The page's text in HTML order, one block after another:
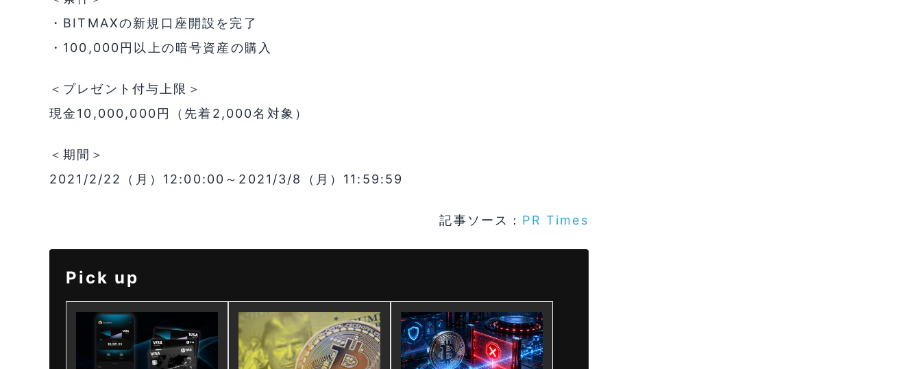
・BITMAXの新規口座開設を完了
・100,000円以上の暗号資産の購入
＜プレゼント付与上限＞
現金10,000,000円（先着2,000名対象）
＜期間＞
2021/2/22（月）12:00:00～2021/3/8（月）11:59:59
記事ソース： PR Times
Pick up